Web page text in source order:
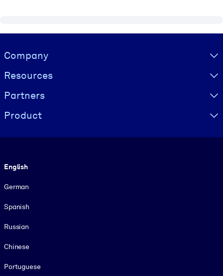
Visually hidden Text
Company
Resources
Partners
Product
English
German
Spanish
Russian
Chinese
Portuguese